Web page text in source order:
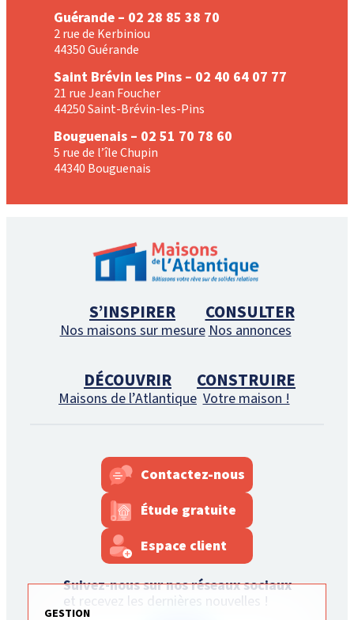
Guérande – 02 28 85 38 70
2 rue de Kerbiniou
44350 Guérande
Saint Brévin les Pins – 02 40 64 07 77
21 rue Jean Foucher
44250 Saint-Brévin-les-Pins
Bouguenais – 02 51 70 78 60
5 rue de l’île Chupin
44340 Bouguenais
S’INSPIRER
Nos maisons sur mesure
CONSULTER
Nos annonces
DÉCOUVRIR
Maisons de l’Atlantique
CONSTRUIRE
Votre maison !
Suivez-nous sur nos réseaux sociaux
et recevez les dernières nouvelles !
Contactez-nous
Étude gratuite
Espace client
GESTION